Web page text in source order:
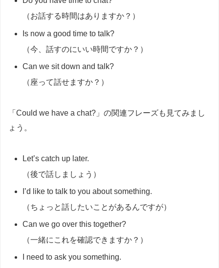
（お話する時間はありますか？）
Is now a good time to talk?
（今、話すのにいい時間ですか？）
Can we sit down and talk?
（座って話せますか？）
「Could we have a chat?」の関連フレーズも見てみまし
ょう。
Let’s catch up later.
（後で話しましょう）
I’d like to talk to you about something.
（ちょっと話したいことがあるんですが）
Can we go over this together?
（一緒にこれを確認できますか？）
I need to ask you something.